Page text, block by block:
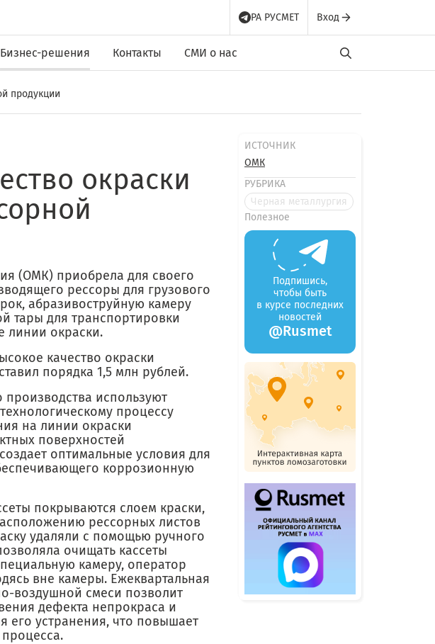
РА РУСМЕТ Вход
Бизнес-решения Контакты СМИ о нас
продукции
окраски
(ОМК) приобрела для своего
рессоры для грузового
абразивоструйную камеру
тары для транспортировки
линии окраски.
качество окраски
порядка 1,5 млн рублей.
используют
процессу
на линии окраски
поверхностей
оптимальные условия для
коррозионную
покрываются слоем краски,
рессорных листов
удаляли с помощью ручного
очищать кассеты
камеру, оператор
вне камеры. Ежеквартальная
воздушной смеси позволит
дефекта непрокраса и
его устранения, что повышает
ИСТОЧНИК
ОМК
РУБРИКА
Черная металлургия
Полезное
Подпишись,
чтобы быть
в курсе последних
новостей
@Rusmet